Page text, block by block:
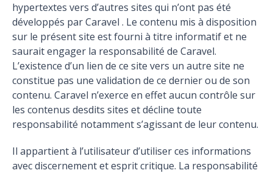
hypertextes vers d’autres sites qui n’ont pas été
développés par Caravel . Le contenu mis à disposition
sur le présent site est fourni à titre informatif et ne
saurait engager la responsabilité de Caravel.
L’existence d’un lien de ce site vers un autre site ne
constitue pas une validation de ce dernier ou de son
contenu. Caravel n’exerce en effet aucun contrôle sur
les contenus desdits sites et décline toute
responsabilité notamment s’agissant de leur contenu.
Il appartient à l’utilisateur d’utiliser ces informations
avec discernement et esprit critique. La responsabilité